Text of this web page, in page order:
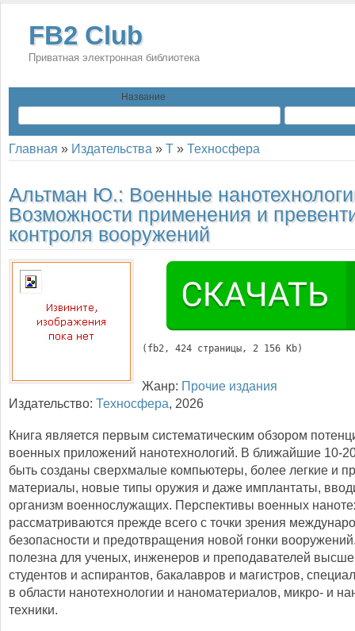
FB2 Club
Приватная электронная библиотека
Название
Главная » Издательства » Т » Техносфера
Альтман Ю.: Военные
Возможности применения и
контроля вооружений
( fb2, 424 страницы, 2 156 Kb)
Жанр: Прочие издания
Издательство: Техносфера, 2026
Книга является первым систематическим обзором
военных приложений нанотехнологий. В ближайшие 10-20
быть созданы сверхмалые компьютеры, более легкие и
материалы, новые типы оружия и даже имплантаты,
организм военнослужащих. Перспективы военных
рассматриваются прежде всего с точки зрения
безопасности и предотвращения новой гонки
полезна для ученых, инженеров и преподавателей
студентов и аспирантов, бакалавров и магистров,
в области нанотехнологии и наноматериалов, микро- и
техники.